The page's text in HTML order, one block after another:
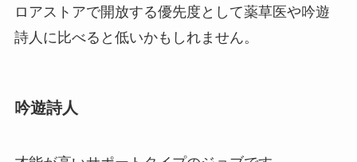
ロアストアで開放する優先度として薬草医や吟遊
詩人に比べると低いかもしれません。
吟遊詩人